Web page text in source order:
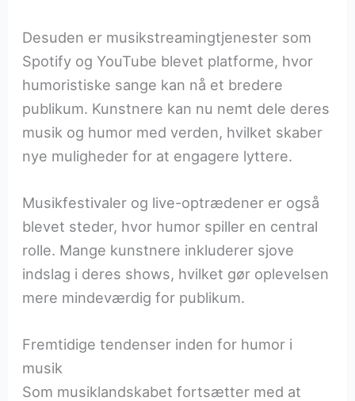
Desuden er musikstreamingtjenester som
Spotify og YouTube blevet platforme, hvor
humoristiske sange kan nå et bredere
publikum. Kunstnere kan nu nemt dele deres
musik og humor med verden, hvilket skaber
nye muligheder for at engagere lyttere.
Musikfestivaler og live-optrædener er også
blevet steder, hvor humor spiller en central
rolle. Mange kunstnere inkluderer sjove
indslag i deres shows, hvilket gør oplevelsen
mere mindeværdig for publikum.
Fremtidige tendenser inden for humor i
musik
Som musiklandskabet fortsætter med at